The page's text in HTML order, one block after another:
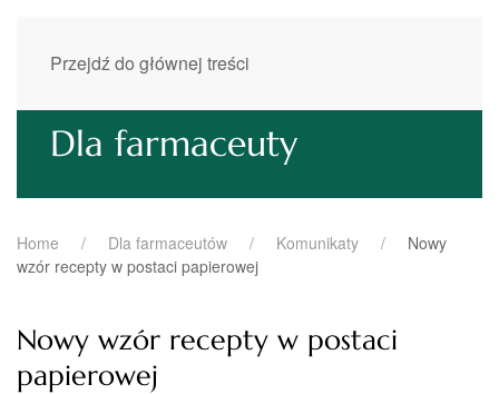
Przejdź do głównej treści
Dla farmaceuty
Home Dla farmaceutów Komunikaty
Nowy
wzór recepty w postaci papierowej
Nowy wzór recepty w postaci
papierowej